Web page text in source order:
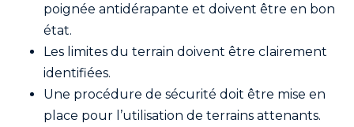
poignée antidérapante et doivent être en bon
état.
Les limites du terrain doivent être clairement
identifiées.
Une procédure de sécurité doit être mise en
place pour l’utilisation de terrains attenants.